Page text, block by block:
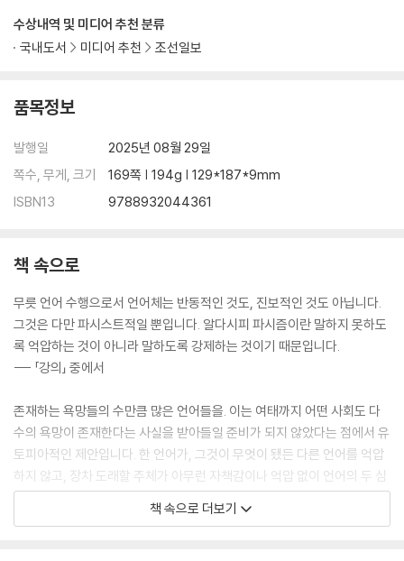
수상내역 및 미디어 추천 분류
국내도서
미디어 추천 조선일보
품목정보
발행일
2025년 08월 29일
쪽수, 무게, 크기
169쪽 | 194g | 129*187*9mm
ISBN13
9788932044361
책 속으로
무릇 언어 수행으로서 언어체는 반동적인 것도, 진보적인 것도 아닙니다.
그것은 다만 파시스트적일 뿐입니다. 알다시피 파시즘이란 말하지 못하도
록 억압하는 것이 아니라 말하도록 강제하는 것이기 때문입니다.
--- 「강의」 중에서
존재하는 욕망들의 수만큼 많은 언어들을. 이는 여태까지 어떤 사회도 다
수의 욕망이 존재한다는 사실을 받아들일 준비가 되지 않았다는 점에서 유
토피아적인 제안입니다. 한 언어가, 그것이 무엇이 됐든 다른 언어를 억압
하지 않고, 장차 도래할 주체가 아무런 자책감이나 억압 없이 언어의 두 심
급을 마음대로 즐길 줄 알며 법이 아니라 배덕에 의해 이 언어 또는 저 언어
책 속으로 더보기